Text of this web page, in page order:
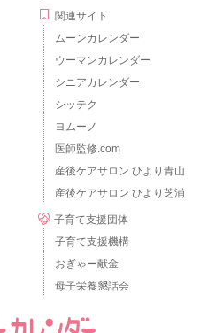
関連サイト
ムーンカレンダー
ウーマンカレンダー
シニアカレンダー
シッテク
ヨムーノ
医師監修.com
産後ケアサロン ひより青山
産後ケアサロン ひより芝浦
子育て支援団体
子育て支援機構
おぎゃー献金
母子栄養懇話会